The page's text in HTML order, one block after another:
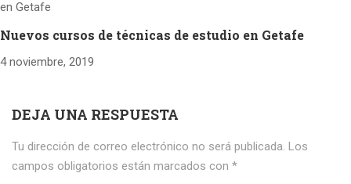
Nuevos cursos de técnicas de estudio en Getafe
4 noviembre, 2019
DEJA UNA RESPUESTA
Tu dirección de correo electrónico no será publicada. Los
campos obligatorios están marcados con *